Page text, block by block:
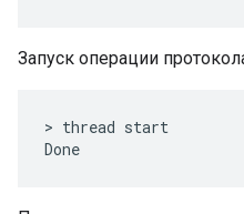
Запуск операции
> thread start